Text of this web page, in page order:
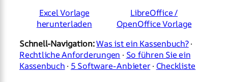
Excel Vorlage
herunterladen
LibreOffice /
OpenOffice Vorlage
Schnell-Navigation:Was ist ein Kassenbuch?·
Rechtliche Anforderungen · So führen Sie ein
Kassenbuch · 5 Software-Anbieter· Checkliste